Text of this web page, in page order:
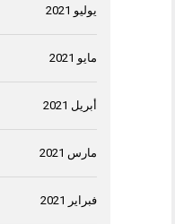
يوليو 2021
مايو 2021
أبريل 2021
مارس 2021
فبراير 2021